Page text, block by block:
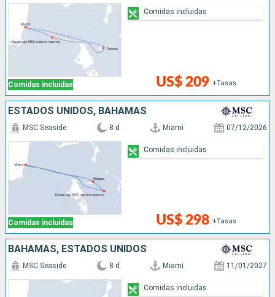
Comidas incluidas US$ 209 +Tasas
Comidas incluidas
ESTADOS UNIDOS, BAHAMAS
Comidas incluidas
MSC Seaside 8 d Miami 07/12/2026
US$ 298 +Tasas
Comidas incluidas
BAHAMAS, ESTADOS UNIDOS
MSC Seaside 8 d Miami 11/01/2027
Comidas incluidas